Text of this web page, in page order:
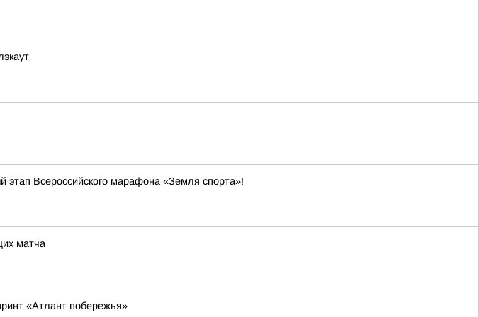
этап Всероссийского марафона «Земля спорта»!
матча
«Атлант побережья»